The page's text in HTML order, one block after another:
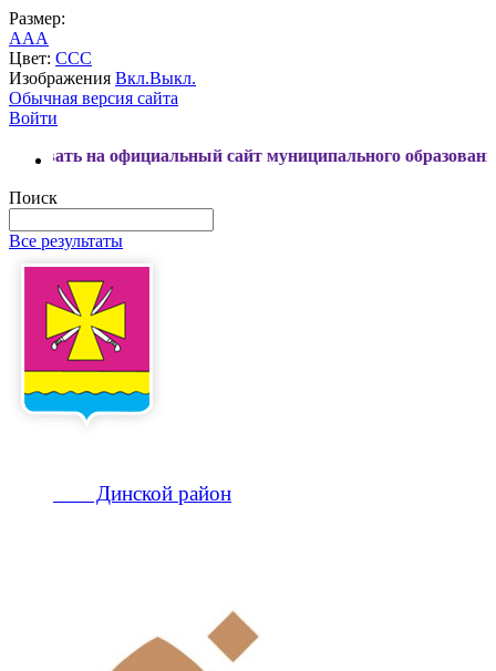
Размер:
AAA
Цвет: CCC
Изображения Вкл.Выкл.
Обычная версия сайта
Войти
официальный сайт муниципального образования Динской
Поиск
Все результаты
Динской район